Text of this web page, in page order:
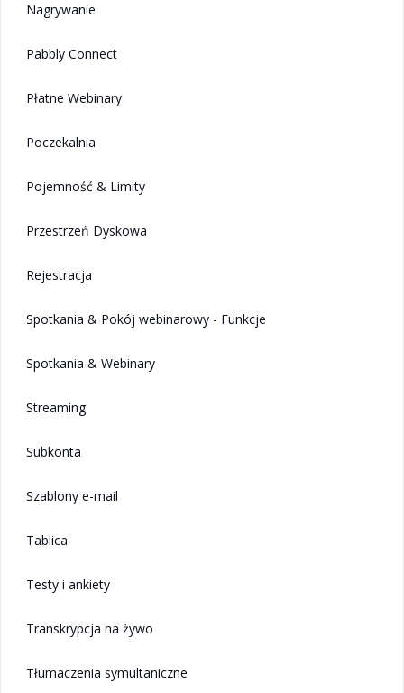
Nagrywanie
Pabbly Connect
Płatne Webinary
Poczekalnia
Pojemność & Limity
Przestrzeń Dyskowa
Rejestracja
Spotkania & Pokój webinarowy - Funkcje
Spotkania & Webinary
Streaming
Subkonta
Szablony e-mail
Tablica
Testy i ankiety
Transkrypcja na żywo
Tłumaczenia symultaniczne